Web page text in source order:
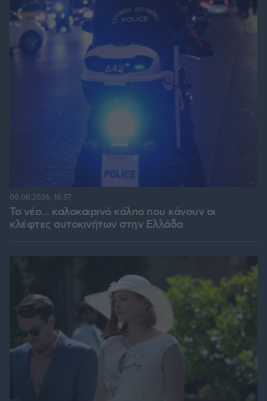
Το νέο... καλοκαιρινό κόλπο που κάνουν οι
κλέφτες αυτοκινήτων στην Ελλάδα
08.08.2026, 18:57